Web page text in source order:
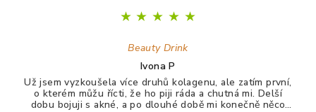
★ ★ ★ ★ ★
Beauty Drink
Ivona P
Už jsem vyzkoušela více druhů kolagenu, ale zatím první,
o kterém můžu řícti, že ho piji ráda a chutná mi. Delší
dobu bojuji s akné, a po dlouhé době mi konečně něco